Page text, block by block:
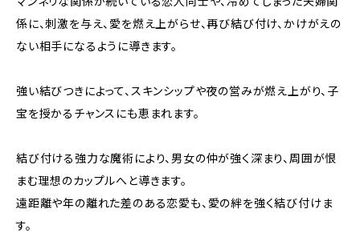
係に、刺激を与え、愛を燃え上がらせ、再び結び付け、かけがえの
ない相手になるように導きます。
強い結びつきによって、スキンシップや夜の営みが燃え上がり、子
宝を授かるチャンスにも恵まれます。
結び付ける強力な魔術により、男女の仲が強く深まり、周囲が恨
まむ理想のカップルへと導きます。
遠距離や年の離れた差のある恋愛も、愛の絆を強く結び付けま
す。